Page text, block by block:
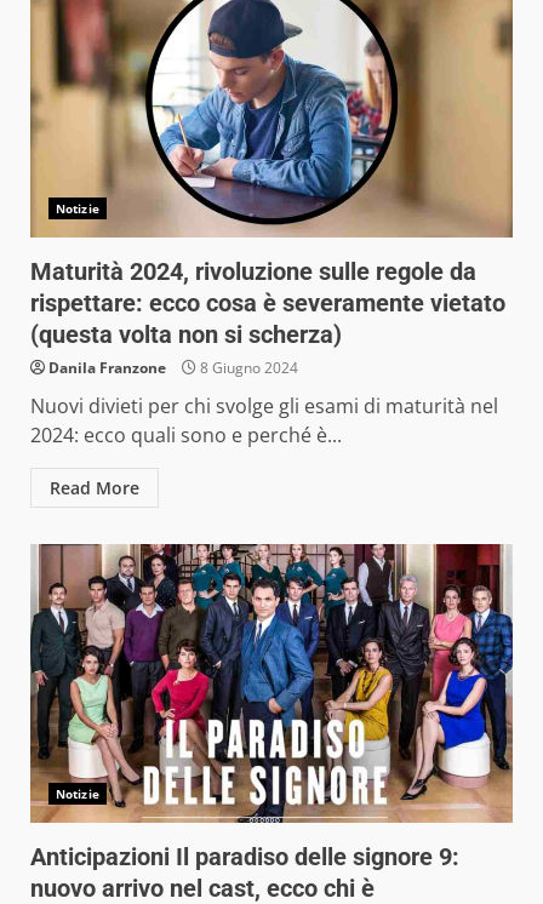
Notizie
Maturità 2024, rivoluzione sulle regole da
rispettare: ecco cosa è severamente vietato
(questa volta non si scherza)
Danila Franzone 8 Giugno 2024
Nuovi divieti per chi svolge gli esami di maturità nel
2024: ecco quali sono e perché è...
Read More
Notizie
Anticipazioni Il paradiso delle signore 9:
nuovo arrivo nel cast, ecco chi è